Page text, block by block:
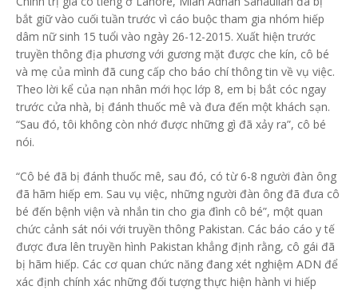
bắt giữ vào cuối tuần trước vì cáo buộc tham gia nhóm hiếp
dâm nữ sinh 15 tuổi vào ngày 26-12-2015. Xuất hiện trước
truyền thông địa phương với gương mặt được che kín, cô bé
và mẹ của mình đã cung cấp cho báo chí thông tin về vụ việc.
Theo lời kể của nạn nhân mới học lớp 8, em bị bắt cóc ngay
trước cửa nhà, bị đánh thuốc mê và đưa đến một khách sạn.
“Sau đó, tôi không còn nhớ được những gì đã xảy ra”, cô bé
nói.
“Cô bé đã bị đánh thuốc mê, sau đó, có từ 6-8 người đàn ông
đã hãm hiếp em. Sau vụ việc, những người đàn ông đã đưa cô
bé đến bệnh viện và nhắn tin cho gia đình cô bé”, một quan
chức cảnh sát nói với truyền thông Pakistan. Các báo cáo y tế
được đưa lên truyền hình Pakistan khẳng định rằng, cô gái đã
bị hãm hiếp. Các cơ quan chức năng đang xét nghiệm ADN để
xác định chính xác những đối tượng thực hiện hành vi hiếp